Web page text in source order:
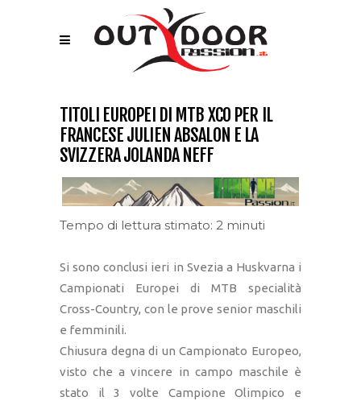
TITOLI EUROPEI DI MTB XCO PER IL
FRANCESE JULIEN ABSALON E LA
SVIZZERA JOLANDA NEFF
Tempo di lettura stimato: 2 minuti
Si sono conclusi ieri in Svezia a Huskvarna i
Campionati Europei di MTB specialità
Cross-Country, con le prove senior maschili
e femminili.
Chiusura degna di un Campionato Europeo,
visto che a vincere in campo maschile è
stato il 3 volte Campione Olimpico e